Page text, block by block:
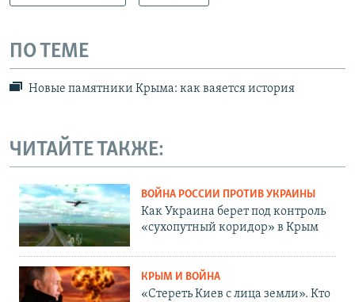
ПО ТЕМЕ
Новые памятники Крыма: как ваяется история
ЧИТАЙТЕ ТАКЖЕ:
ВОЙНА РОССИИ ПРОТИВ УКРАИНЫ
Как Украина берет под контроль
«сухопутный коридор» в Крым
КРЫМ И ВОЙНА
«Стереть Киев с лица земли». Кто